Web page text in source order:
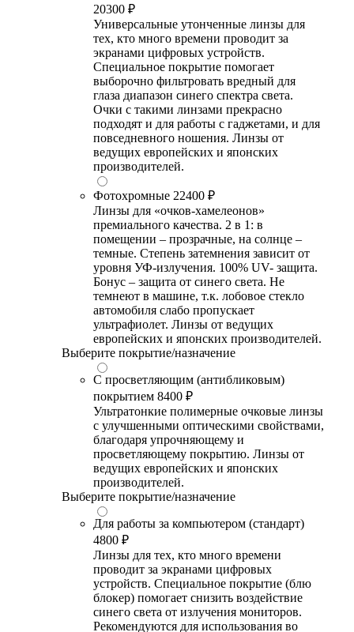
20300 ₽
Универсальные утонченные линзы для
тех, кто много времени проводит за
экранами цифровых устройств.
Специальное покрытие помогает
выборочно фильтровать вредный для
глаза диапазон синего спектра света.
Очки с такими линзами прекрасно
подходят и для работы с гаджетами, и для
повседневного ношения. Линзы от
ведущих европейских и японских
производителей.
Фотохромные 22400 ₽
Линзы для «очков-хамелеонов»
премиального качества. 2 в 1: в
помещении – прозрачные, на солнце –
темные. Степень затемнения зависит от
уровня УФ-излучения. 100% UV- защита.
Бонус – защита от синего света. Не
темнеют в машине, т.к. лобовое стекло
автомобиля слабо пропускает
ультрафиолет. Линзы от ведущих
европейских и японских производителей.
Выберите покрытие/назначение
С просветляющим (антибликовым)
покрытием 8400 ₽
Ультратонкие полимерные очковые линзы
с улучшенными оптическими свойствами,
благодаря упрочняющему и
просветляющему покрытию. Линзы от
ведущих европейских и японских
производителей.
Выберите покрытие/назначение
Для работы за компьютером (стандарт)
4800 ₽
Линзы для тех, кто много времени
проводит за экранами цифровых
устройств. Специальное покрытие (блю
блокер) помогает снизить воздействие
синего света от излучения мониторов.
Рекомендуются для использования во